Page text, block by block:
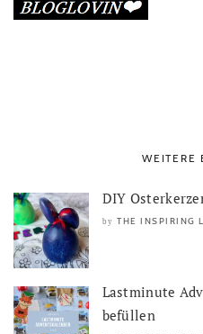
WEITERE
DIY
by THE INSPIRING
Lastminute
befüllen